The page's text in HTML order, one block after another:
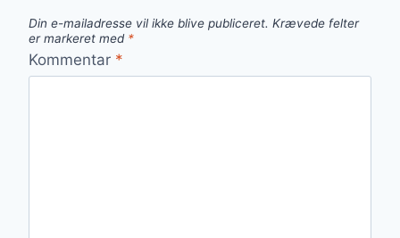
Din e-mailadresse vil ikke blive publiceret. Krævede felter
er markeret med *
Kommentar *